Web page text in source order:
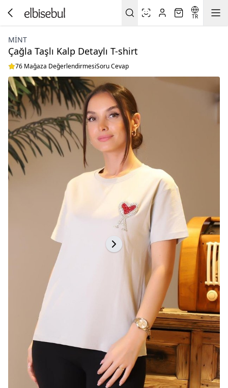
TR
MINT
Çağla Taşlı Kalp Detaylı T-shirt
76 Mağaza DeğerlendirmesiSoru Cevap